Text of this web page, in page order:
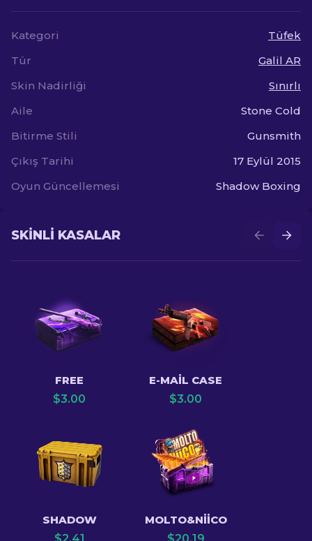
Kategori
Tüfek
Tür
Galil AR
Skin Nadirliği
Sınırlı
Aile
Stone Cold
Bitirme Stili
Gunsmith
Çıkış Tarihi
17 Eylül 2015
Oyun Güncellemesi
Shadow Boxing
SKINLI KASALAR
FREE
$3.00
E-MAIL CASE
$3.00
SHADOW
MOLTO&NIICO